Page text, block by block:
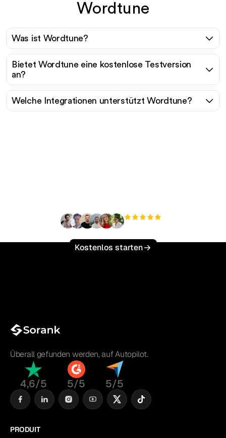
Wordtune
Was ist Wordtune?
Bietet Wordtune eine kostenlose Testversion
an?
Welche Integrationen unterstützt Wordtune?
Kostenlos starten
Überall gefunden werden, auf Autopilot.
4,6/5 5/5 5/5
PRODUIT